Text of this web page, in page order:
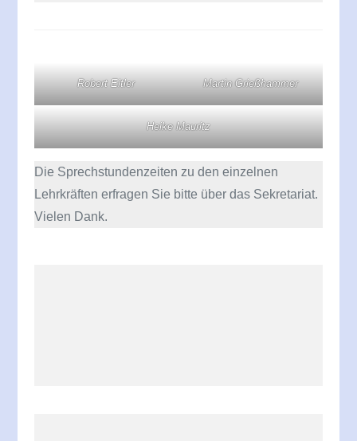
Robert Eitler Martin Grießhammer
Heike Mauritz
Die Sprechstundenzeiten zu den einzelnen
Lehrkräften erfragen Sie bitte über das Sekretariat.
Vielen Dank.